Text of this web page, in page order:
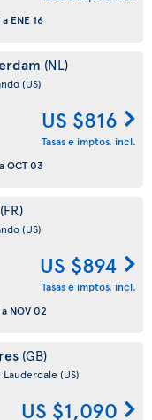
a ENE 16
(NL)
(US)
US $816
Tasas e imptos. incl.
aOCT 03
(FR)
(US)
US $894
Tasas e imptos. incl.
a NOV 02
(GB)
(US)
US $1,090